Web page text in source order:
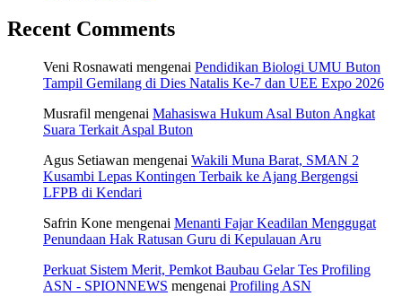
Recent Comments
Veni Rosnawati mengenai Pendidikan Biologi UMU Buton
Tampil Gemilang di Dies Natalis Ke-7 dan UEE Expo 2026
Musrafil mengenai Mahasiswa Hukum Asal Buton Angkat
Suara Terkait Aspal Buton
Agus Setiawan mengenai Wakili Muna Barat, SMAN 2
Kusambi Lepas Kontingen Terbaik ke Ajang Bergengsi
LFPB di Kendari
Safrin Kone mengenai Menanti Fajar Keadilan Menggugat
Penundaan Hak Ratusan Guru di Kepulauan Aru
Perkuat Sistem Merit, Pemkot Baubau Gelar Tes Profiling
ASN - SPIONNEWS mengenai Profiling ASN